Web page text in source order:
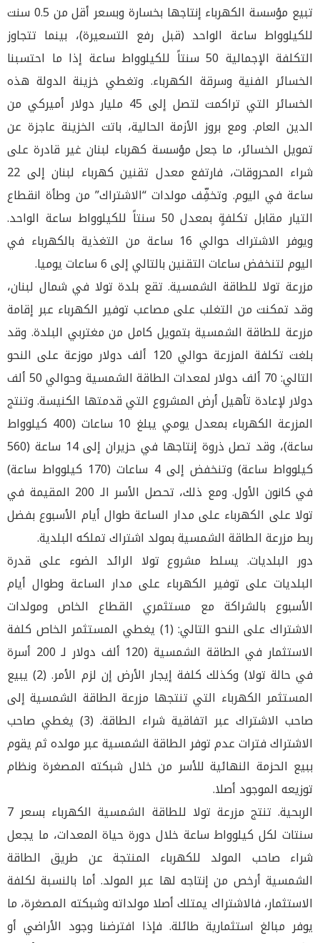
تبيع مؤسسة الكهرباء إنتاجها بخسارة وبسعر أقل من 0.5 سنت
للكيلوواط ساعة الواحد (قبل رفع التسعيرة)، بينما تتجاوز
التكلفة الإجمالية 50 سنتاً للكيلوواط ساعة إذا ما احتسبنا
الخسائر الفنية وسرقة الكهرباء. وتغطي خزينة الدولة هذه
الخسائر التي تراكمت لتصل إلى 45 مليار دولار أميركي من
الدين العام. ومع بروز الأزمة الحالية، باتت الخزينة عاجزة عن
تمويل الخسائر، ما جعل مؤسسة كهرباء لبنان غير قادرة على
شراء المحروقات، فارتفع معدل تقنين كهرباء لبنان إلى 22
ساعة في اليوم. وتخفِّف مولدات “الاشتراك” من وطأة انقطاع
التيار مقابل تكلفةٍ بمعدل 50 سنتاً للكيلوواط ساعة الواحد.
ويوفر الاشتراك حوالي 16 ساعة من التغذية بالكهرباء في
اليوم لتنخفض ساعات التقنين بالتالي إلى 6 ساعات يوميا.
مزرعة تولا للطاقة الشمسية. تقع بلدة تولا في شمال لبنان،
وقد تمكنت من التغلب على مصاعب توفير الكهرباء عبر إقامة
مزرعة للطاقة الشمسية بتمويل كامل من مغتربي البلدة. وقد
بلغت تكلفة المزرعة حوالي 120 ألف دولار موزعة على النحو
التالي: 70 ألف دولار لمعدات الطاقة الشمسية وحوالي 50 ألف
دولار لإعادة تأهيل أرض المشروع التي قدمتها الكنيسة. وتنتج
المزرعة الكهرباء بمعدل يومي يبلغ 10 ساعات (400 كيلوواط
ساعة)، وقد تصل ذروة إنتاجها في حزيران إلى 14 ساعة (560
كيلوواط ساعة) وتنخفض إلى 4 ساعات (170 كيلوواط ساعة)
في كانون الأول. ومع ذلك، تحصل الأسر الـ 200 المقيمة في
تولا على الكهرباء على مدار الساعة طوال أيام الأسبوع بفضل
ربط مزرعة الطاقة الشمسية بمولد اشتراك تملكه البلدية.
دور البلديات. يسلط مشروع تولا الرائد الضوء على قدرة
البلديات على توفير الكهرباء على مدار الساعة وطوال أيام
الأسبوع بالشراكة مع مستثمري القطاع الخاص ومولدات
الاشتراك على النحو التالي: (1) يغطي المستثمر الخاص كلفة
الاستثمار في الطاقة الشمسية (120 ألف دولار لـ 200 أسرة
في حالة تولا) وكذلك كلفة إيجار الأرض إن لزم الأمر. (2) يبيع
المستثمر الكهرباء التي تنتجها مزرعة الطاقة الشمسية إلى
صاحب الاشتراك عبر اتفاقية شراء الطاقة. (3) يغطي صاحب
الاشتراك فترات عدم توفر الطاقة الشمسية عبر مولده ثم يقوم
ببيع الحزمة النهائية للأسر من خلال شبكته المصغرة ونظام
توزيعه الموجود أصلا.
الربحية. تنتج مزرعة تولا للطاقة الشمسية الكهرباء بسعر 7
سنتات لكل كيلوواط ساعة خلال دورة حياة المعدات، ما يجعل
شراء صاحب المولد للكهرباء المنتجة عن طريق الطاقة
الشمسية أرخص من إنتاجه لها عبر المولد. أما بالنسبة لكلفة
الاستثمار، فالاشتراك يمتلك أصلا مولداته وشبكته المصغرة، ما
يوفر مبالغ استثمارية طائلة. فإذا افترضنا وجود الأراضي أو